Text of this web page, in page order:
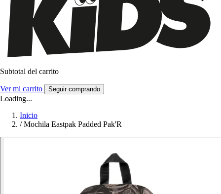
Subtotal del carrito
Ver mi carrito Seguir comprando
Loading...
Inicio
/ Mochila Eastpak Padded Pak'R